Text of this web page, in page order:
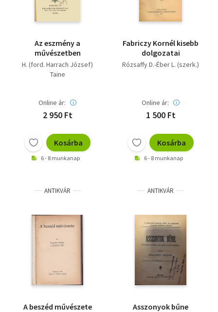
Az eszmény a
művészetben
H. (ford. Harrach József)
Taine
Online ár:
2 950 Ft
Kosárba
6 - 8 munkanap
Fabriczy Kornél kisebb
dolgozatai
Rózsaffy D.-Éber L. (szerk.)
Online ár:
1 500 Ft
Kosárba
6 - 8 munkanap
ANTIKVÁR
A beszéd művészete
ANTIKVÁR
Asszonyok bűne